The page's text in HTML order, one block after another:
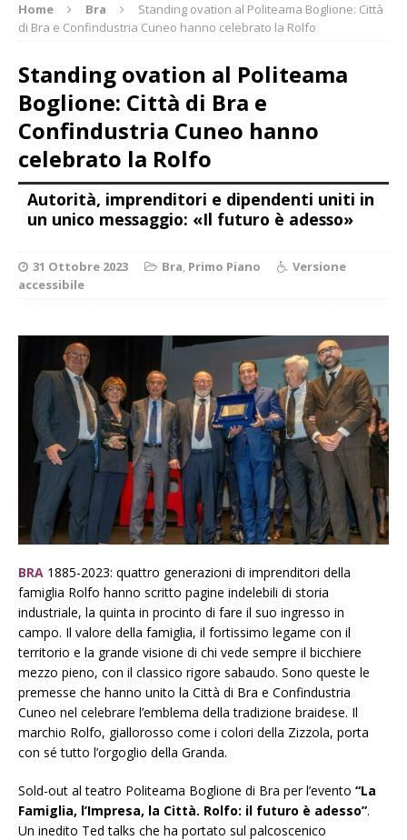
Home Bra
Standing ovation al Politeama Boglione: Città
di Bra e Confindustria Cuneo hanno celebrato la Rolfo
Standing ovation al Politeama
Boglione: Città di Bra e
Confindustria Cuneo hanno
celebrato la Rolfo
Autorità, imprenditori e dipendenti uniti in
un unico messaggio: «Il futuro è adesso»
31 Ottobre 2023 Bra, Primo Piano
Versione
accessibile
BRA 1885-2023: quattro generazioni di imprenditori della
famiglia Rolfo hanno scritto pagine indelebili di storia
industriale, la quinta in procinto di fare il suo ingresso in
campo. Il valore della famiglia, il fortissimo legame con il
territorio e la grande visione di chi vede sempre il bicchiere
mezzo pieno, con il classico rigore sabaudo. Sono queste le
premesse che hanno unito la Città di Bra e Confindustria
Cuneo nel celebrare l’emblema della tradizione braidese. Il
marchio Rolfo, giallorosso come i colori della Zizzola, porta
con sé tutto l’orgoglio della Granda.
Sold-out al teatro Politeama Boglione di Bra per l’evento “La
Famiglia, l’Impresa, la Città. Rolfo: il futuro è adesso”.
Un inedito Ted talks che ha portato sul palcoscenico